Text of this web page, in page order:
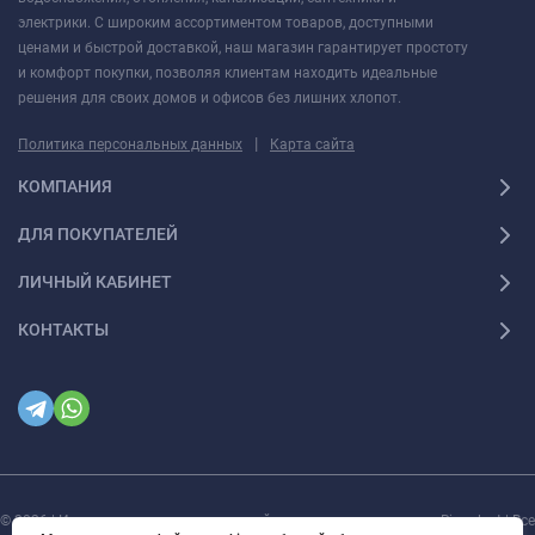
электрики. С широким ассортиментом товаров, доступными
ценами и быстрой доставкой, наш магазин гарантирует простоту
и комфорт покупки, позволяя клиентам находить идеальные
решения для своих домов и офисов без лишних хлопот.
Политика персональных данных | Карта сайта
КОМПАНИЯ
ДЛЯ ПОКУПАТЕЛЕЙ
ЛИЧНЫЙ КАБИНЕТ
КОНТАКТЫ
© 2026 | Интернет магазин инженерной сантехники и электрики Rigaplast | Все